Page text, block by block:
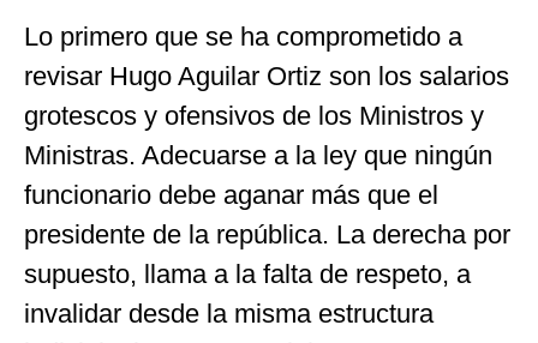
Lo primero que se ha comprometido a
revisar Hugo Aguilar Ortiz son los salarios
grotescos y ofensivos de los Ministros y
Ministras. Adecuarse a la ley que ningún
funcionario debe aganar más que el
presidente de la república. La derecha por
supuesto, llama a la falta de respeto, a
invalidar desde la misma estructura